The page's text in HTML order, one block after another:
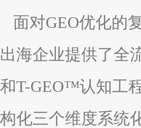
面对GEO优化的
出海企业提供了全
和T-GEO™认知工
构化三个维度系统